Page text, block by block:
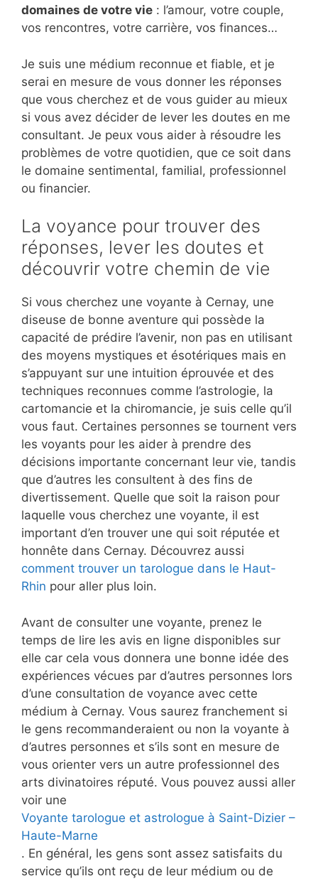
domaines de votre vie : l’amour, votre couple,
vos rencontres, votre carrière, vos finances…
Je suis une médium reconnue et fiable, et je
serai en mesure de vous donner les réponses
que vous cherchez et de vous guider au mieux
si vous avez décider de lever les doutes en me
consultant. Je peux vous aider à résoudre les
problèmes de votre quotidien, que ce soit dans
le domaine sentimental, familial, professionnel
ou financier.
La voyance pour trouver des
réponses, lever les doutes et
découvrir votre chemin de vie
Si vous cherchez une voyante à Cernay, une
diseuse de bonne aventure qui possède la
capacité de prédire l’avenir, non pas en utilisant
des moyens mystiques et ésotériques mais en
s’appuyant sur une intuition éprouvée et des
techniques reconnues comme l’astrologie, la
cartomancie et la chiromancie, je suis celle qu’il
vous faut. Certaines personnes se tournent vers
les voyants pour les aider à prendre des
décisions importante concernant leur vie, tandis
que d’autres les consultent à des fins de
divertissement. Quelle que soit la raison pour
laquelle vous cherchez une voyante, il est
important d’en trouver une qui soit réputée et
honnête dans Cernay. Découvrez aussi
comment trouver un tarologue dans le Haut-
Rhin pour aller plus loin.
Avant de consulter une voyante, prenez le
temps de lire les avis en ligne disponibles sur
elle car cela vous donnera une bonne idée des
expériences vécues par d’autres personnes lors
d’une consultation de voyance avec cette
médium à Cernay. Vous saurez franchement si
le gens recommanderaient ou non la voyante à
d’autres personnes et s’ils sont en mesure de
vous orienter vers un autre professionnel des
arts divinatoires réputé. Vous pouvez aussi aller
voir une
Voyante tarologue et astrologue à Saint-Dizier –
Haute-Marne
. En général, les gens sont assez satisfaits du
service qu’ils ont reçu de leur médium ou de